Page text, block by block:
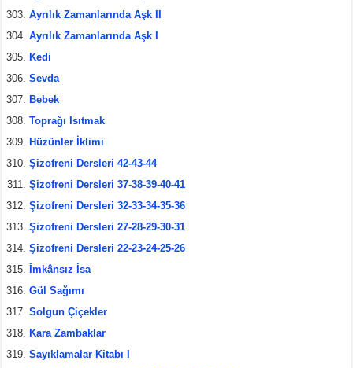
Ayrılık Zamanlarında Aşk II
Ayrılık Zamanlarında Aşk I
Kedi
Sevda
Bebek
Toprağı Isıtmak
Hüzünler İklimi
Şizofreni Dersleri 42-43-44
Şizofreni Dersleri 37-38-39-40-41
Şizofreni Dersleri 32-33-34-35-36
Şizofreni Dersleri 27-28-29-30-31
Şizofreni Dersleri 22-23-24-25-26
İmkânsız İsa
Gül Sağımı
Solgun Çiçekler
Kara Zambaklar
Sayıklamalar Kitabı I